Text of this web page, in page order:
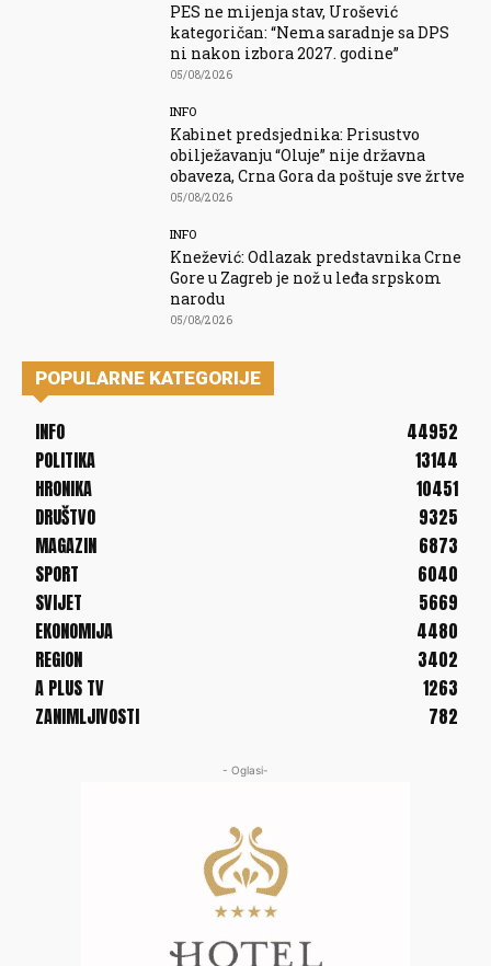
PES ne mijenja stav, Urošević
kategoričan: “Nema saradnje sa DPS
ni nakon izbora 2027. godine”
05/08/2026
INFO
Kabinet predsjednika: Prisustvo
obilježavanju “Oluje” nije državna
obaveza, Crna Gora da poštuje sve žrtve
05/08/2026
INFO
Knežević: Odlazak predstavnika Crne
Gore u Zagreb je nož u leđa srpskom
narodu
05/08/2026
POPULARNE KATEGORIJE
INFO
44952
POLITIKA
13144
HRONIKA
10451
DRUŠTVO
9325
MAGAZIN
6873
SPORT
6040
SVIJET
5669
EKONOMIJA
4480
REGION
3402
A PLUS TV
1263
ZANIMLJIVOSTI
782
- Oglasi-